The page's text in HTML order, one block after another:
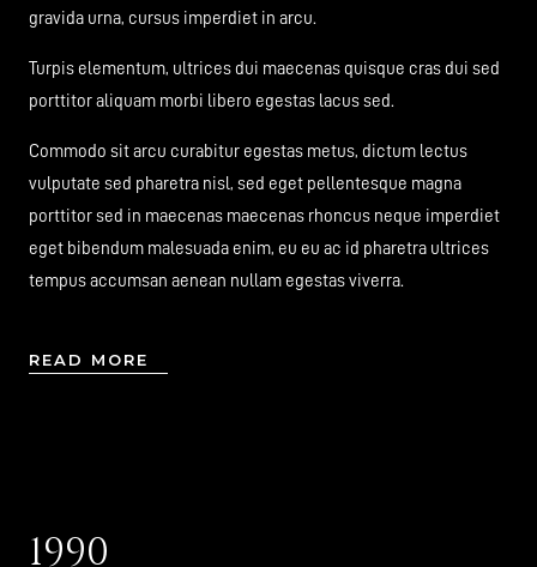
gravida urna, cursus imperdiet in arcu.
Turpis elementum, ultrices dui maecenas quisque cras dui sed
porttitor aliquam morbi libero egestas lacus sed.
Commodo sit arcu curabitur egestas metus, dictum lectus
vulputate sed pharetra nisl, sed eget pellentesque magna
porttitor sed in maecenas maecenas rhoncus neque imperdiet
eget bibendum malesuada enim, eu eu ac id pharetra ultrices
tempus accumsan aenean nullam egestas viverra.
READ MORE
1990